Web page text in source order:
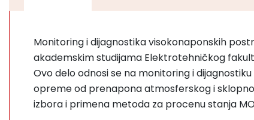
Monitoring i dijagnostika visokonaponskih
akademskim studijama Elektrotehničkog
Ovo delo odnosi se na monitoring i
opreme od prenapona atmosferskog i
izbora i primena metoda za procenu stanja